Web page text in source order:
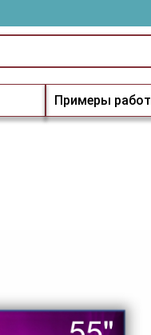
Примеры работ